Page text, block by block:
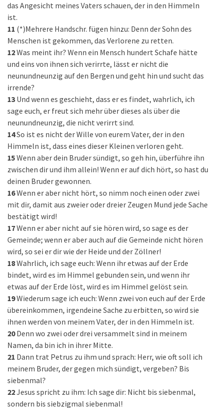
das Angesicht meines Vaters schauen, der in den Himmeln
ist.
11 (*)Mehrere Handschr. fügen hinzu: Denn der Sohn des
Menschen ist gekommen, das Verlorene zu retten.
12Was meint ihr? Wenn ein Mensch hundert Schafe hätte
und eins von ihnen sich verirrte, lässt er nicht die
neunundneunzig auf den Bergen und geht hin und sucht das
irrende?
13 Und wenn es geschieht, dass er es findet, wahrlich, ich
sage euch, er freut sich mehr über dieses als über die
neunundneunzig, die nicht verirrt sind.
14So ist es nicht der Wille von eurem Vater, der in den
Himmeln ist, dass eines dieser Kleinen verloren geht.
15Wenn aber dein Bruder sündigt, so geh hin, überführe ihn
zwischen dir und ihm allein! Wenn er auf dich hört, so hast du
deinen Bruder gewonnen.
16Wenn er aber nicht hört, so nimm noch einen oder zwei
mit dir, damit aus zweier oder dreier Zeugen Mund jede Sache
bestätigt wird!
17Wenn er aber nicht auf sie hören wird, so sage es der
Gemeinde; wenn er aber auch auf die Gemeinde nicht hören
wird, so sei er dir wie der Heide und der Zöllner!
18Wahrlich, ich sage euch: Wenn ihr etwas auf der Erde
bindet, wird es im Himmel gebunden sein, und wenn ihr
etwas auf der Erde löst, wird es im Himmel gelöst sein.
19Wiederum sage ich euch: Wenn zwei von euch auf der Erde
übereinkommen, irgendeine Sache zu erbitten, so wird sie
ihnen werden von meinem Vater, der in den Himmeln ist.
20 Denn wo zwei oder drei versammelt sind in meinem
Namen, da bin ich in ihrer Mitte.
21 Dann trat Petrus zu ihm und sprach: Herr, wie oft soll ich
meinem Bruder, der gegen mich sündigt, vergeben? Bis
siebenmal?
22Jesus spricht zu ihm: Ich sage dir: Nicht bis siebenmal,
sondern bis siebzigmal siebenmal!